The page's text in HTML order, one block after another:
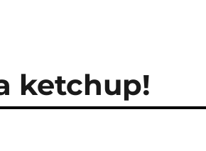
ketchup!